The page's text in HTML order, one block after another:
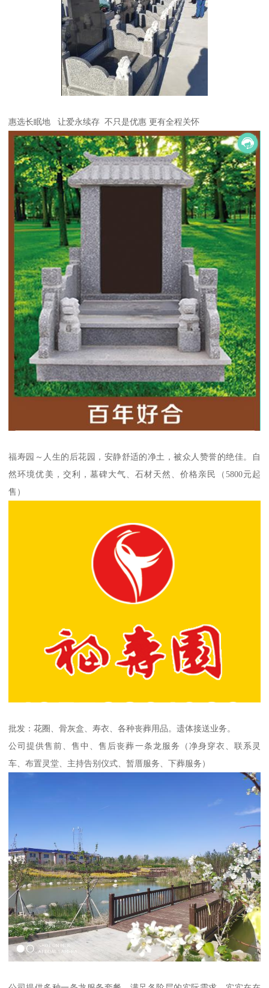
惠选长眠地 让爱永续存 不只是优惠 更有全程关怀
福寿园～人生的后花园，安静舒适的净土，被众人赞誉的绝佳。自
然环境优美，交利，墓碑大气、石材天然、价格亲民（5800元起
售）
批发：花圈、骨灰盒、寿衣、各种丧葬用品。遗体接送业务。
公司提供售前、售中、售后丧葬一条龙服务（净身穿衣、联系灵
车、布置灵堂、主持告别仪式、暂厝服务、下葬服务）